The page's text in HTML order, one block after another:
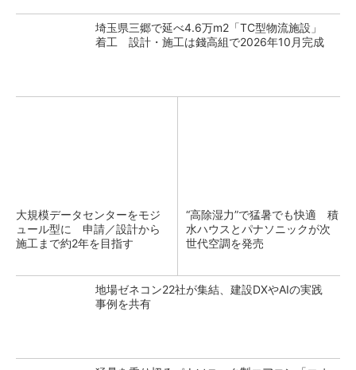
埼玉県三郷で延べ4.6万m2「TC型物流施設」
着工 設計・施工は錢高組で2026年10月完成
大規模データセンターをモジ
ュール型に 申請／設計から
施工まで約2年を目指す
“高除湿力”で猛暑でも快適 積
水ハウスとパナソニックが次
世代空調を発売
地場ゼネコン22社が集結、建設DXやAIの実践
事例を共有